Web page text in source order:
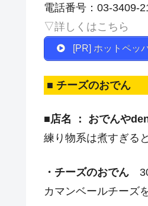
電話番号：03-3409-
▽詳しくはこちら
[PR] ホットペッ
■ チーズのおでん
■店名 ： おでんや
練り物系は煮すぎる
・チーズのおでん
カマンベールチーズ